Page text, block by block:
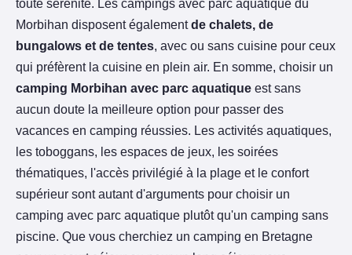
toute sérénité. Les campings avec parc aquatique du
Morbihan disposent égalementde chalets, de
bungalows et de tentes, avec ou sans cuisine pour ceux
qui préfèrent la cuisine en plein air. En somme, choisir un
camping Morbihan avec parc aquatique est sans
aucun doute la meilleure option pour passer des
vacances en camping réussies. Les activités aquatiques,
les toboggans, les espaces de jeux, les soirées
thématiques, l'accès privilégié à la plage et le confort
supérieur sont autant d'arguments pour choisir un
camping avec parc aquatique plutôt qu'un camping sans
piscine. Que vous cherchiez un camping en Bretagne